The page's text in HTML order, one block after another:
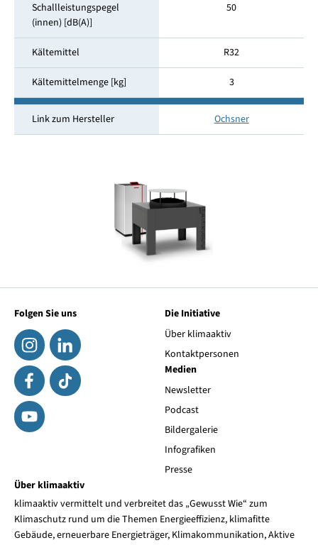
Schallleistungspegel
(innen) [dB(A)]
50
Kältemittel R32
Kältemittelmenge [kg] 3
Link zum Hersteller Ochsner
Folgen Sie uns
Die Initiative
Über klimaaktiv
Kontaktpersonen
Medien
Newsletter
Podcast
Bildergalerie
Infografiken
Presse
Über klimaaktiv
klimaaktiv vermittelt und verbreitet das „Gewusst Wie“ zum
Klimaschutz rund um die Themen Energieeffizienz, klimafitte
Gebäude, erneuerbare Energieträger, Klimakommunikation, Aktive